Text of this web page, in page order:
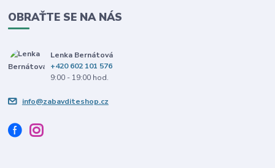
OBRAŤTE SE NA NÁS
Lenka Bernátová
+420 602 101 576
9:00 - 19:00 hod.
info@zabavditeshop.cz